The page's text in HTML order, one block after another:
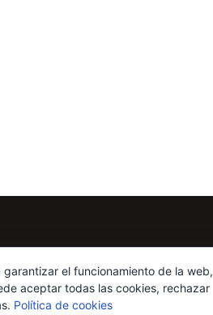
el funcionamiento de la web,
aceptar todas las cookies, rechazar
Política de cookies